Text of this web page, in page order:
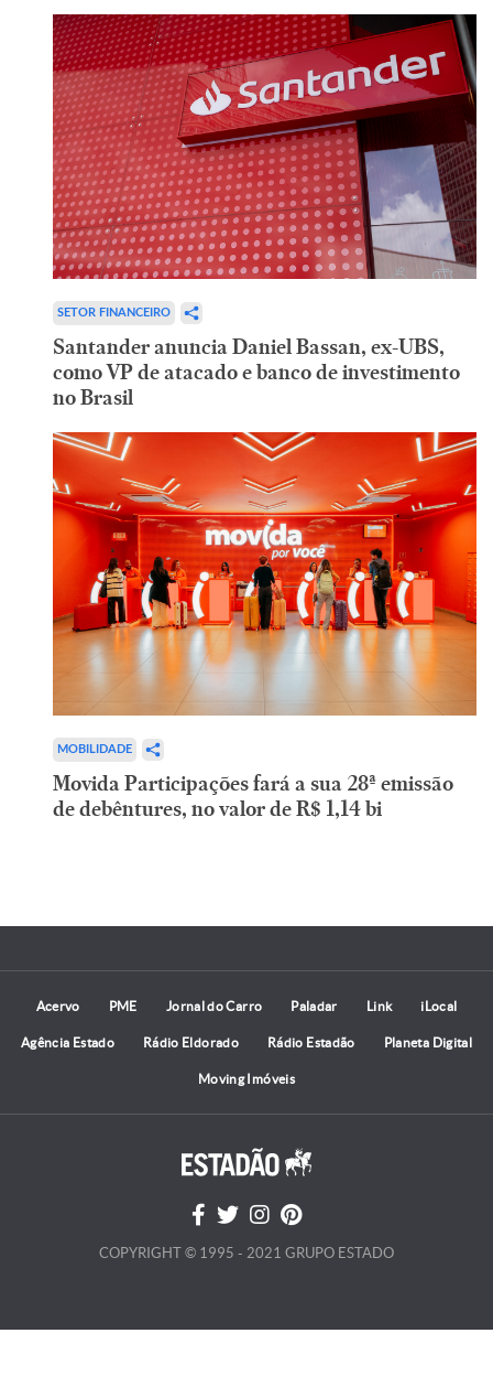
SETOR FINANCEIRO
Santander anuncia Daniel Bassan, ex-UBS,
como VP de atacado e banco de investimento
no Brasil
MOBILIDADE
Movida Participações fará a sua 28ª emissão
de debêntures, no valor de R$ 1,14 bi
Acervo PME Jornal do Carro Paladar Link iLocal
Agência Estado Rádio Eldorado Rádio Estadão Planeta Digital
Moving Imóveis
COPYRIGHT © 1995 - 2021 GRUPO ESTADO